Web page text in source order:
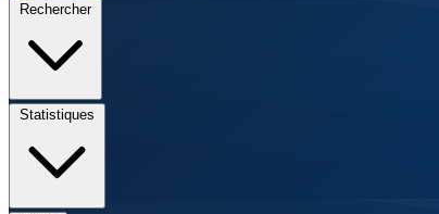
Rechercher
Statistiques